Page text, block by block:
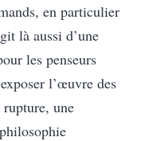
en particulier
là aussi d’une
les penseurs
l’œuvre des
rupture, une